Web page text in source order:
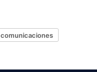
comunicaciones